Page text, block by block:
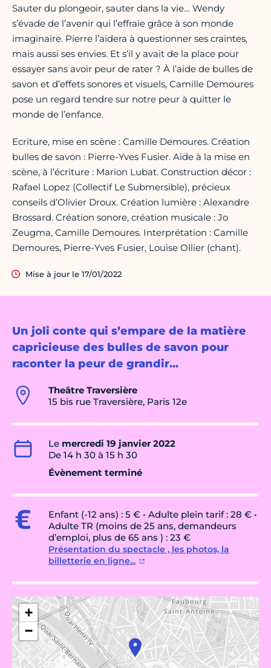
Un joli conte qui s’empare de la matière
capricieuse des bulles de savon pour
raconter la peur de grandir...
Theâtre Traversière
15 bis rue Traversière, Paris 12e
Le mercredi 19 janvier 2022
De 14 h 30 à 15 h 30
Évènement terminé
Enfant (-12 ans) : 5 € • Adulte plein tarif : 28 € •
Adulte TR (moins de 25 ans, demandeurs
d’emploi, plus de 65 ans ) : 23 €
Présentation du spectacle , les photos, la
billetterie en ligne...
+
−
Sauter du plongeoir, sauter dans la vie… Wendy
s’évade de l’avenir qui l’effraie grâce à son monde
imaginaire. Pierre l’aidera à questionner ses craintes,
mais aussi ses envies. Et s’il y avait de la place pour
essayer sans avoir peur de rater ? À l’aide de bulles de
savon et d’effets sonores et visuels, Camille Demoures
pose un regard tendre sur notre peur à quitter le
monde de l’enfance.
Ecriture, mise en scène : Camille Demoures. Création
bulles de savon : Pierre-Yves Fusier. Aide à la mise en
scène, à l’écriture : Marion Lubat. Construction décor :
Rafael Lopez (Collectif Le Submersible), précieux
conseils d’Olivier Droux. Création lumière : Alexandre
Brossard. Création sonore, création musicale : Jo
Zeugma, Camille Demoures. Interprétation : Camille
Demoures, Pierre-Yves Fusier, Louise Ollier (chant).
Mise à jour le 17/01/2022